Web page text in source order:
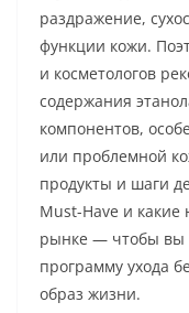
раздражение,
функции кожи.
и косметологов
содержания
компонентов,
или проблемной
продукты и шаги
Must-Have и
рынке — чтобы вы
программу ухода
образ жизни.